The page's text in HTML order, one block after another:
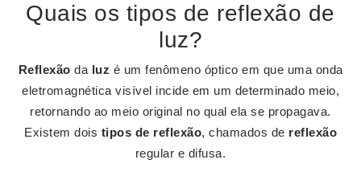
Quais os tipos de reflexão de
luz?
Reflexão da luz é um fenômeno óptico em que uma onda
eletromagnética visível incide em um determinado meio,
retornando ao meio original no qual ela se propagava.
Existem dois tipos de reflexão, chamados de reflexão
regular e difusa.